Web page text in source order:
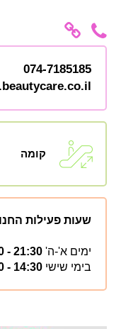
074-7185185
קומה
שעות פעילות
ימים א'-ה' 21:30 - 9:30
בימי שישי 14:30 - 9:30